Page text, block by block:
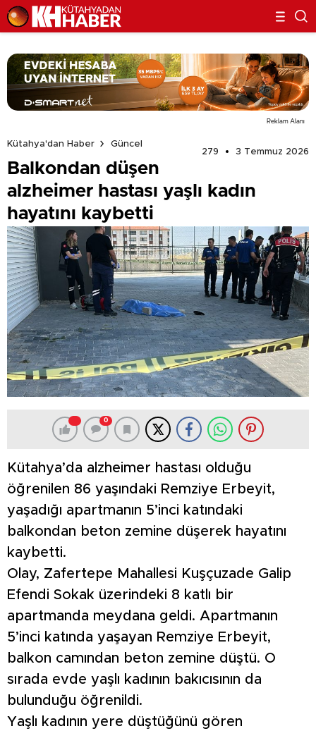
Reklam Alanı
Kütahya'dan Haber
Güncel
279
3 Temmuz 2026
Balkondan düşen
alzheimer hastası yaşlı kadın
hayatını kaybetti
0
Kütahya’da alzheimer hastası olduğu
öğrenilen 86 yaşındaki Remziye Erbeyit,
yaşadığı apartmanın 5’inci katındaki
balkondan beton zemine düşerek hayatını
kaybetti.
Olay, Zafertepe Mahallesi Kuşçuzade Galip
Efendi Sokak üzerindeki 8 katlı bir
apartmanda meydana geldi. Apartmanın
5’inci katında yaşayan Remziye Erbeyit,
balkon camından beton zemine düştü. O
sırada evde yaşlı kadının bakıcısının da
bulunduğu öğrenildi.
Yaşlı kadının yere düştüğünü gören